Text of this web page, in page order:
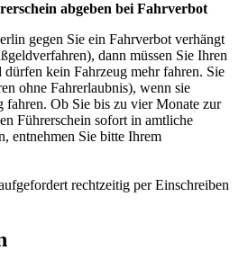
abgeben bei Fahrverbot
gegen Sie ein Fahrverbot verhängt
dann müssen Sie Ihren
dürfen kein Fahrzeug mehr fahren. Sie
ohne Fahrerlaubnis), wenn sie
fahren. Ob Sie bis zu vier Monate zur
Führerschein sofort in amtliche
entnehmen Sie bitte Ihrem
rechtzeitig per Einschreiben